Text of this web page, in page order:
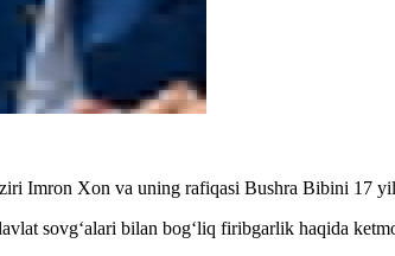
Imron Xon va uning rafiqasi Bushra Bibini 17
sovg‘alari bilan bog‘liq firibgarlik haqida